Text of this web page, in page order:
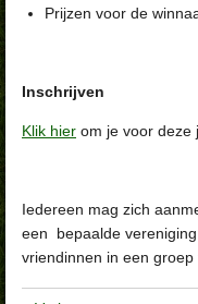
Prijzen voor de
Inschrijven
Klik hier om je voor deze
Iedereen mag zich
een bepaalde
vriendinnen in een groep